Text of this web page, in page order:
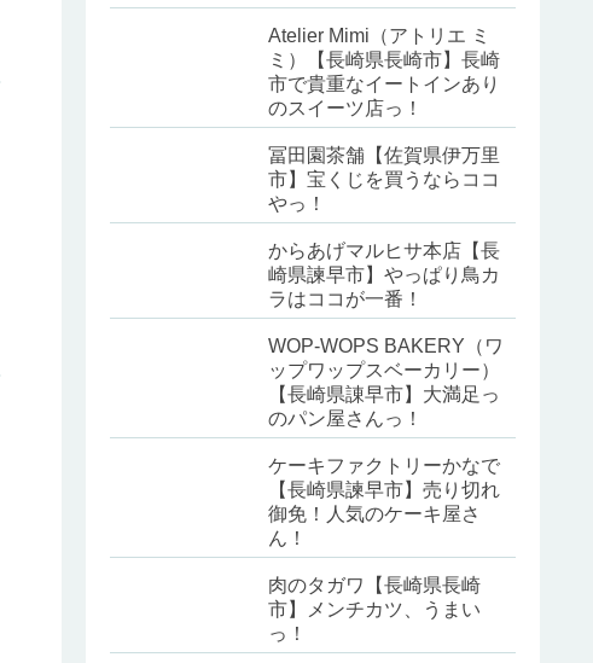
ん！
Atelier Mimi（アトリエ ミ
ミ）【長崎県長崎市】長崎
市で貴重なイートインあり
のスイーツ店っ！
冨田園茶舗【佐賀県伊万里
市】宝くじを買うならココ
やっ！
からあげマルヒサ本店【長
崎県諫早市】やっぱり鳥カ
ラはココが一番！
WOP-WOPS BAKERY（ワ
ップワップスベーカリー）
【長崎県諌早市】大満足っ
のパン屋さんっ！
ケーキファクトリーかなで
【長崎県諫早市】売り切れ
御免！人気のケーキ屋さ
ん！
肉のタガワ【長崎県長崎
市】メンチカツ、うまい
っ！